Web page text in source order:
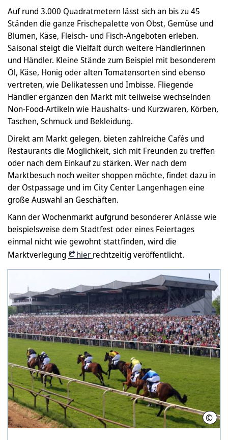
Auf rund 3.000 Quadratmetern lässt sich an bis zu 45
Ständen die ganze Frischepalette von Obst, Gemüse und
Blumen, Käse, Fleisch- und Fisch-Angeboten erleben.
Saisonal steigt die Vielfalt durch weitere Händlerinnen
und Händler. Kleine Stände zum Beispiel mit besonderem
Öl, Käse, Honig oder alten Tomatensorten sind ebenso
vertreten, wie Delikatessen und Imbisse. Fliegende
Händler ergänzen den Markt mit teilweise wechselnden
Non-Food-Artikeln wie Haushalts- und Kurzwaren, Körben,
Taschen, Schmuck und Bekleidung.
Direkt am Markt gelegen, bieten zahlreiche Cafés und
Restaurants die Möglichkeit, sich mit Freunden zu treffen
oder nach dem Einkauf zu stärken. Wer nach dem
Marktbesuch noch weiter shoppen möchte, findet dazu in
der Ostpassage und im City Center Langenhagen eine
große Auswahl an Geschäften.
Kann der Wochenmarkt aufgrund besonderer Anlässe wie
beispielsweise dem Stadtfest oder eines Feiertages
einmal nicht wie gewohnt stattfinden, wird die
Marktverlegung
hier rechtzeitig veröffentlicht.
©